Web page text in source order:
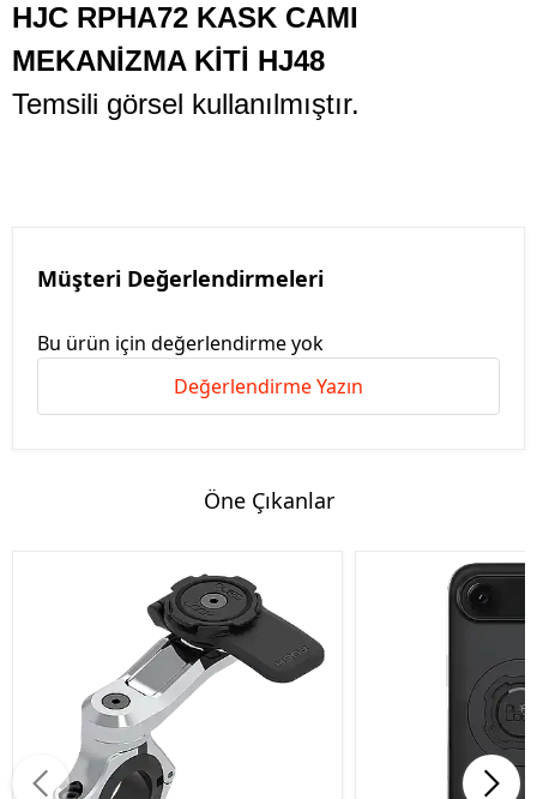
HJC RPHA72 KASK CAMI
MEKANİZMA KİTİ HJ48
Temsili görsel kullanılmıştır.
Müşteri Değerlendirmeleri
Bu ürün için değerlendirme yok
Değerlendirme Yazın
Öne Çıkanlar